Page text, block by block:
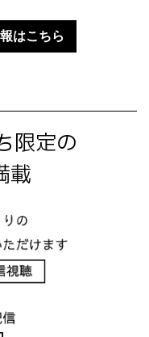
はこちら
限定の
載